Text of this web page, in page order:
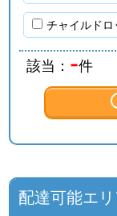
チャイルドロ
該当： -件
配達可能エ